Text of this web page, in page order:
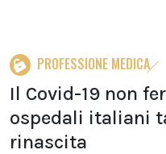
PROFESSIONE MEDICA
Il Covid-19 non
ospedali italiani
rinascita